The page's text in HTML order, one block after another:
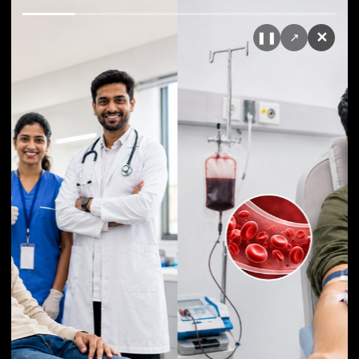
❚❚ ↗ ✕